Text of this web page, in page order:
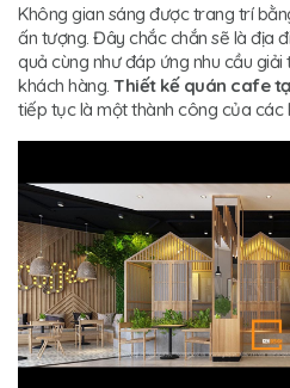
Không gian sáng được trang trí
ấn tượng. Đây chắc chắn sẽ là địa
quả cùng như đáp ứng nhu cầu
khách hàng. Thiết kế quán cafe
tiếp tục là một thành công của các